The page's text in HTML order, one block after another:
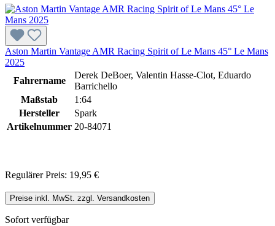
Aston Martin Vantage AMR Racing Spirit of Le Mans 45° Le Mans
2025
Fahrername
Derek DeBoer, Valentin Hasse-Clot, Eduardo
Barrichello
Maßstab
1:64
Hersteller
Spark
Artikelnummer 20-84071
Regulärer Preis: 19,95 €
Preise inkl. MwSt. zzgl. Versandkosten
Sofort verfügbar